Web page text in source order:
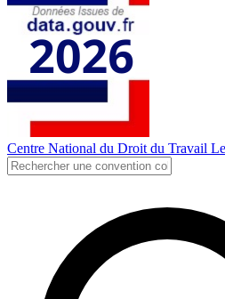
Centre National du Droit du Travail